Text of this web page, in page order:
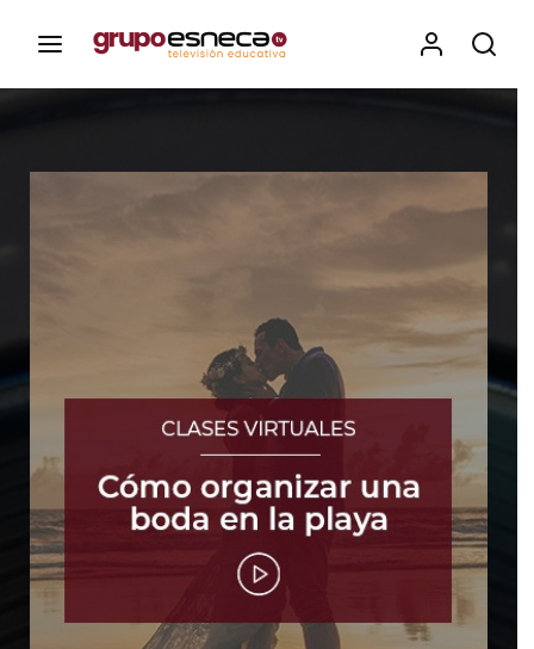
Esneca TV
Iniciar Sesión
Para iniciar sesión debes introducir el
mismo usuario y contraseña que utilizas
Dirección de correo electrónico
ENTRAR